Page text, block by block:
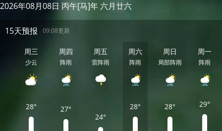
2026年08月08日 丙午[马]年 六月廿六
15天预报 09:08更新
周三
少云
28°
周四
阵雨
27°
周五
雷阵雨
24°
周六
阵雨
28°
周日
局部阵雨
28°
周一
阵雨
29°